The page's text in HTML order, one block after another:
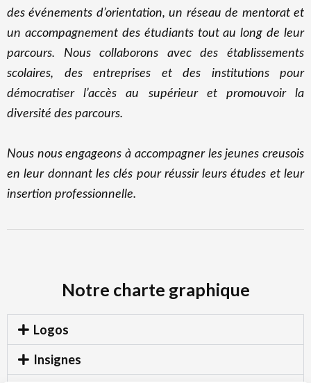
des événements d’orientation, un réseau de mentorat et
un accompagnement des étudiants tout au long de leur
parcours. Nous collaborons avec des établissements
scolaires, des entreprises et des institutions pour
démocratiser l’accès au supérieur et promouvoir la
diversité des parcours.
Nous nous engageons à accompagner les jeunes creusois
en leur donnant les clés pour réussir leurs études et leur
insertion professionnelle.
Notre charte graphique
Logos
Insignes